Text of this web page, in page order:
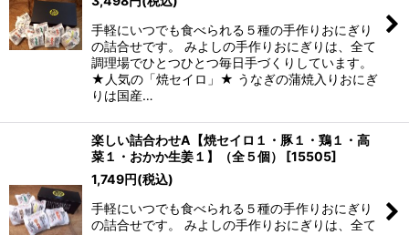
手軽にいつでも食べられる５種の手作りおにぎり
の詰合せです。 みよしの手作りおにぎりは、全て
調理場でひとつひとつ毎日手づくりしています。
★人気の「焼セイロ」★ うなぎの蒲焼入りおにぎ
りは国産…
楽しい詰合わせA【焼セイロ１・豚１・鶏１・高
菜１・おかか生姜１】（全５個）
[15505]
1,749円(税込)
手軽にいつでも食べられる５種の手作りおにぎり
の詰合せです。 みよしの手作りおにぎりは、全て